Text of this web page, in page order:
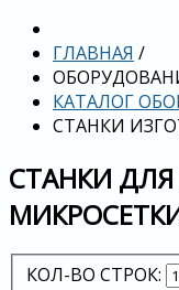
ГЛАВНАЯ /
КАТАЛОГ
СТАНКИ
СТАНКИ
КОЛ-ВО СТРОК: